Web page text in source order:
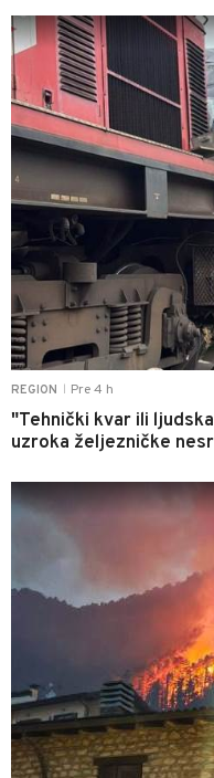
REGION Pre 4 h
"Tehnički kvar ili
uzroka željezničke